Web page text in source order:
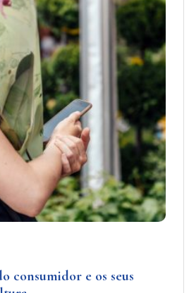
consumidor e os seus